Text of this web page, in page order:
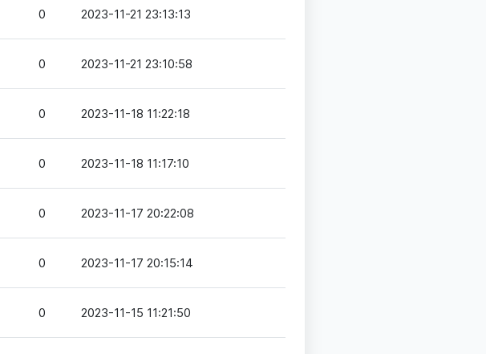
0 2023-11-21 23:13:13
0 2023-11-21 23:10:58
0 2023-11-18 11:22:18
0 2023-11-18 11:17:10
0 2023-11-17 20:22:08
0 2023-11-17 20:15:14
0 2023-11-15 11:21:50